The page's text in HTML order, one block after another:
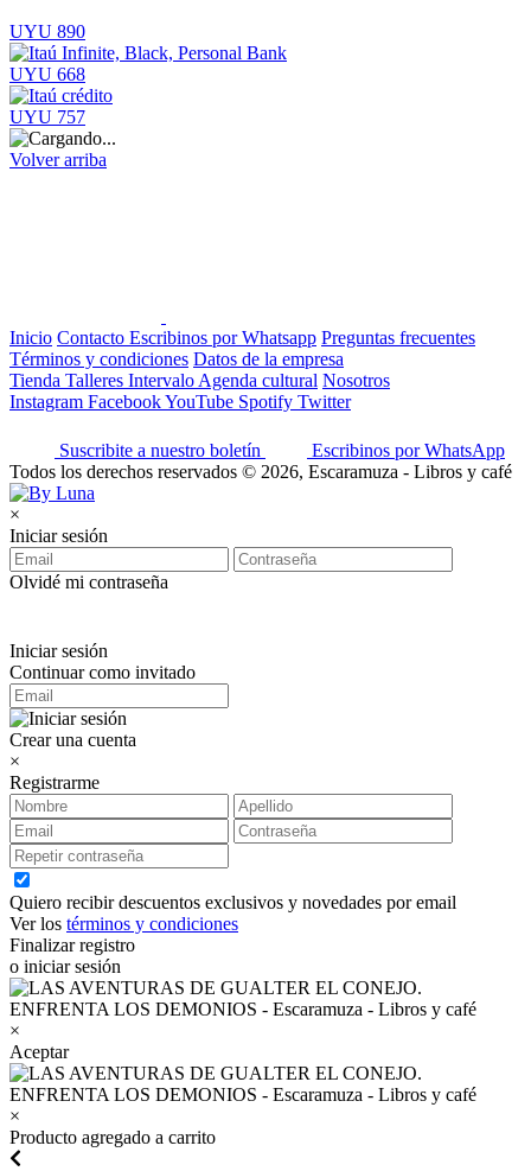
UYU 890
UYU 668
UYU 757
Volver arriba
Inicio Contacto Escribinos por Whatsapp Preguntas frecuentes
Términos y condiciones Datos de la empresa
Tienda Talleres Intervalo Agenda cultural Nosotros
Instagram FacebookYouTube Spotify Twitter
Suscribite a nuestro boletín
Escribinos por WhatsApp
Todos los derechos reservados © 2026, Escaramuza - Libros y café
×
Iniciar sesión
Olvidé mi contraseña
Iniciar sesión
Continuar como invitado
Crear una cuenta
×
Registrarme
Quiero recibir descuentos exclusivos y novedades por email
Ver los términos y condiciones
Finalizar registro
o iniciar sesión
×
Aceptar
×
Producto agregado a carrito